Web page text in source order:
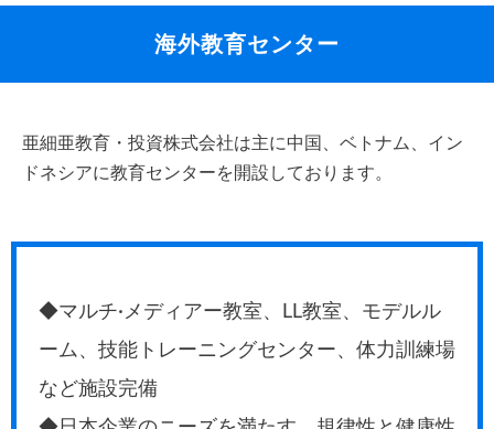
海外教育センター
亜細亜教育・投資株式会社は主に中国、ベトナム、イン
ドネシアに教育センターを開設しております。
◆マルチ·メディアー教室、LL教室、モデルル
ーム、技能トレーニングセンター、体力訓練場
など施設完備